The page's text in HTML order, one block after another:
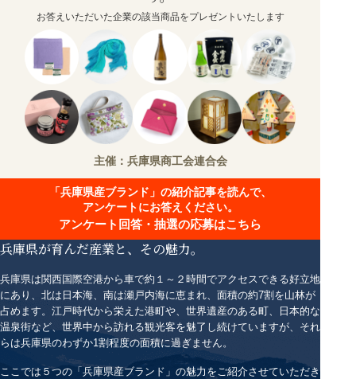
お答えいただいた企業の該当商品をプレゼントいたします
主催：兵庫県商工会連合会
「兵庫県産ブランド」の紹介記事を読んで、
アンケートにお答えください。
アンケート回答・抽選の応募はこちら
兵庫県が育んだ産業と、その魅力。
兵庫県は関西国際空港から車で約１～２時間でアクセスできる好立地
にあり、北は日本海、南は瀬戸内海に恵まれ、面積の約7割を山林が
占めます。江戸時代から栄えた港町や、世界遺産のある町、日本的な
温泉街など、世界中から訪れる観光客を魅了し続けていますが、それ
らは兵庫県のわずか1割程度の面積に過ぎません。
ここでは５つの「兵庫県産ブランド」の魅力をご紹介させていただき